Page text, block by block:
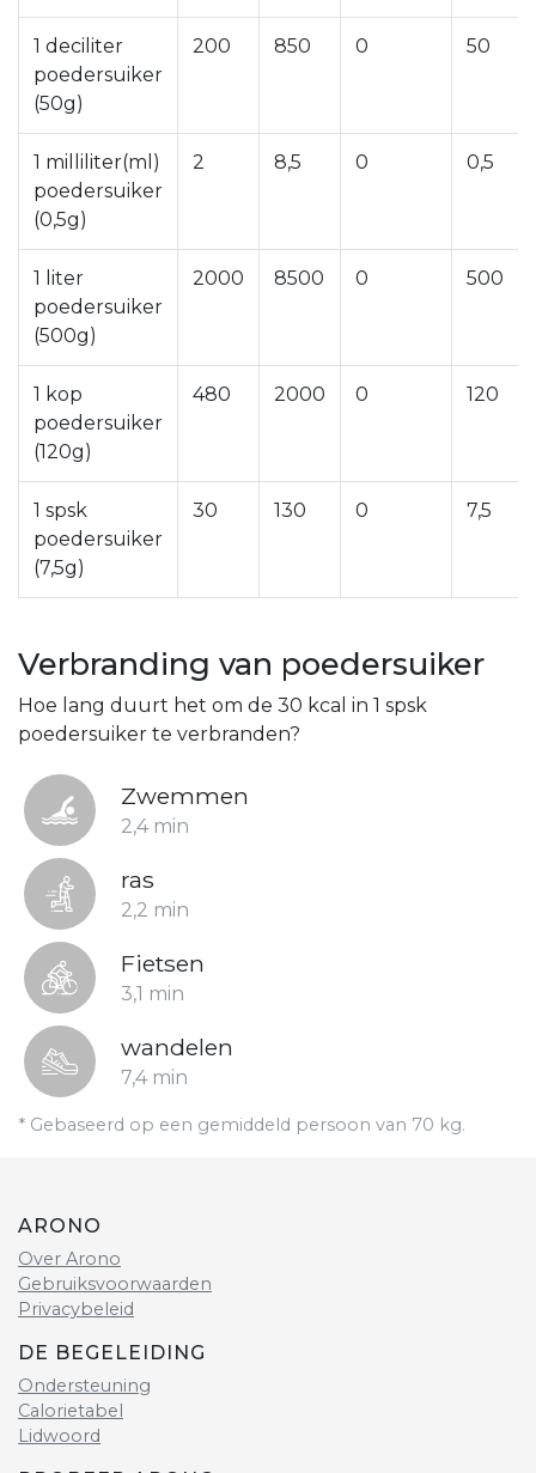
1 deciliter
poedersuiker
(50g)
200 850 0 50
1 milliliter(ml)
poedersuiker
(0,5g)
2 8,5 0 0,5
1 liter
poedersuiker
(500g)
2000 8500 0 500
1 kop
poedersuiker
(120g)
480 2000 0 120
1 spsk
poedersuiker
(7,5g)
30 130 0 7,5
Verbranding van poedersuiker
Hoe lang duurt het om de 30 kcal in 1 spsk
poedersuiker te verbranden?
Zwemmen
2,4 min
ras
2,2 min
Fietsen
3,1 min
wandelen
7,4 min
* Gebaseerd op een gemiddeld persoon van 70 kg.
ARONO
Over Arono
Gebruiksvoorwaarden
Privacybeleid
DE BEGELEIDING
Ondersteuning
Calorietabel
Lidwoord